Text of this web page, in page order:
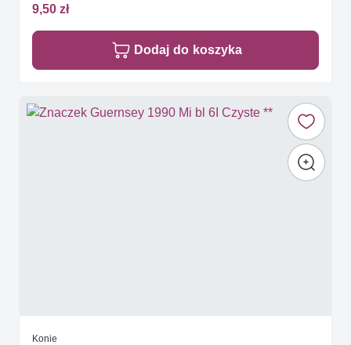
9,50 zł
Dodaj do koszyka
Konie